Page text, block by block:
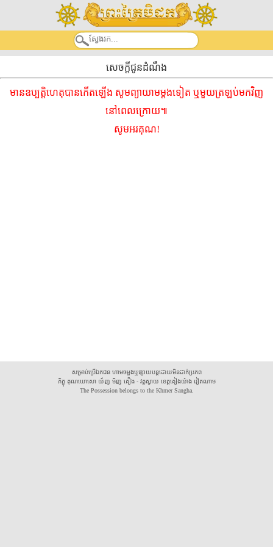
សេចក្តីជូនដំណឹង
មានឧប្បត្តិហេតុបានកើតឡើង សូមព្យាយាមម្ដងទៀត ឬមួយត្រឡប់មកវិញ
នៅពេលក្រោយ៕
សូមអរគុណ!
សម្រាប់ប្រើឯកជន ហាមចម្លងឬផ្សាយបន្តដោយមិនដាក់ប្រភព
ភិក្ខុ គុណឃោសោ យ័ញ មិញ គឿង - វត្តស្វាយ ខេត្តគៀងយ៉ាង វៀតណាម
The Possession belongs to the Khmer Sangha.